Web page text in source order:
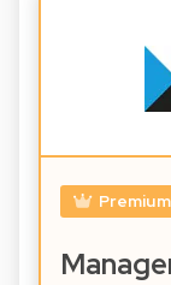
Premium